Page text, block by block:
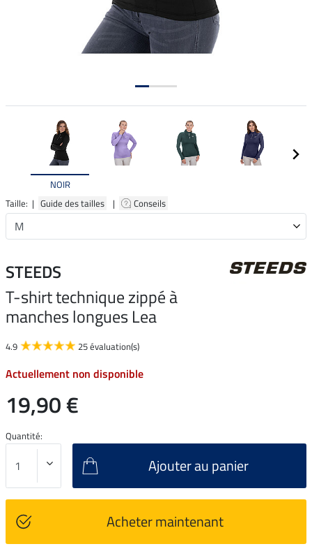
NOIR
Taille: | Guide des tailles | Conseils
STEEDS
T-shirt technique zippé à
manches longues Lea
4.9 25 évaluation(s)
Actuellement non disponible
19,90 €
Quantité:
Ajouter au panier
Acheter maintenant